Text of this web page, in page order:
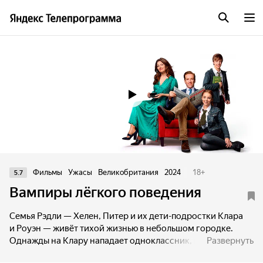
5.7 Фильмы Ужасы Великобритания 2024 18+
Вампиры лёгкого поведения
Семья Рэдли — Хелен, Питер и их дети-подростки Клара
и Роуэн — живёт тихой жизнью в небольшом городке.
Однажды на Клару нападает одноклассник, и, защищаясь,
Развернуть